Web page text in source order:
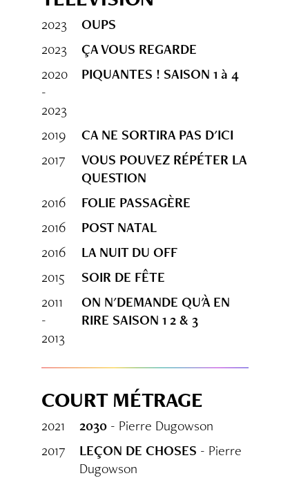
2023
OUPS
2023
ÇA VOUS REGARDE
2020
-
2023
PIQUANTES ! SAISON 1 à 4
2019
CA NE SORTIRA PAS D'ICI
2017
VOUS POUVEZ RÉPÉTER LA
QUESTION
2016
FOLIE PASSAGÈRE
2016
POST NATAL
2016
LA NUIT DU OFF
2015
SOIR DE FÊTE
2011
-
2013
ON N'DEMANDE QU'À EN
RIRE SAISON 1 2 & 3
COURT MÉTRAGE
2021 2030 - Pierre Dugowson
2017
LEÇON DE CHOSES - Pierre
Dugowson